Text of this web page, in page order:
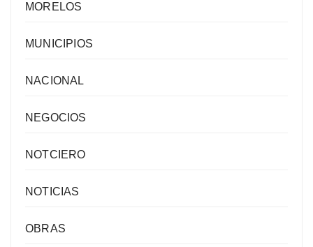
MORELOS
MUNICIPIOS
NACIONAL
NEGOCIOS
NOTCIERO
NOTICIAS
OBRAS